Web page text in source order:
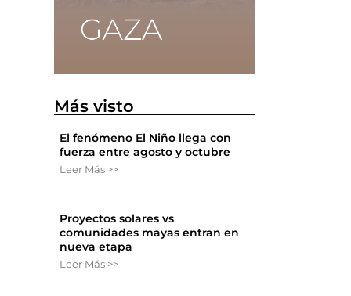
Más visto
El fenómeno El Niño llega con
fuerza entre agosto y octubre
Leer Más >>
Proyectos solares vs
comunidades mayas entran en
nueva etapa
Leer Más >>